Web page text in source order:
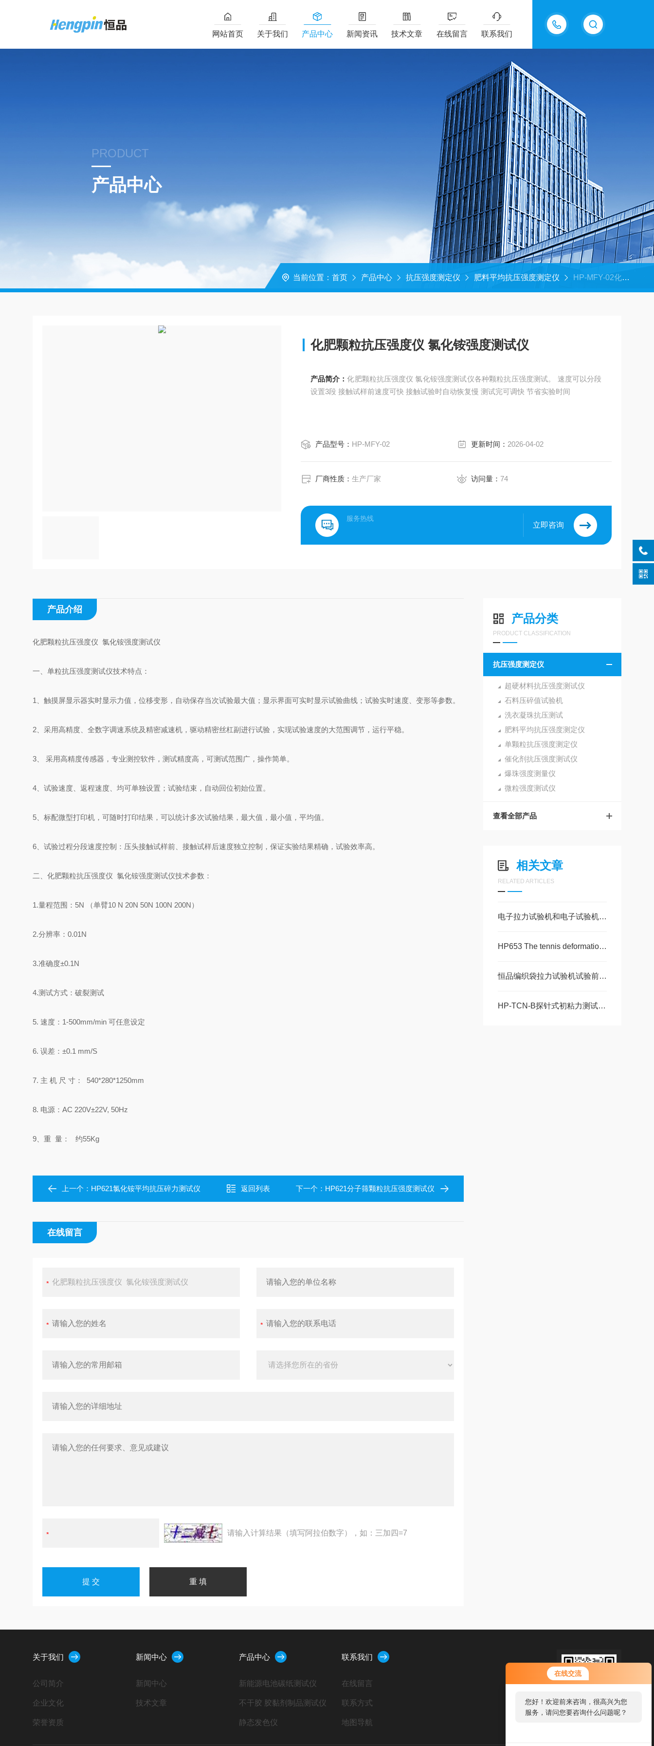
在线交流
您好！欢迎前来咨询，很高兴为您
服务，请问您要咨询什么问题呢？
您好，看您停留很久了，是否找到
了需求产品，您可以直接在线与我
13335155207
网站首页 关于我们 产品中心 新闻资讯 技术文章 在线留言 联系我们
PRODUCT
产品中心
当前位置： 首页 产品中心 抗压强度测定仪 肥料平均抗压强度测定仪 HP-MFY-02化肥颗粒抗压强度仪 氯化铵强度测试仪
化肥颗粒抗压强度仪 氯化铵强度测试仪
产品简介：化肥颗粒抗压强度仪 氯化铵强度测试仪各种颗粒抗压强度测试。 速度可以分段
设置3段 接触试样前速度可快 接触试验时自动恢复慢 测试完可调快 节省实验时间
产品型号： HP-MFY-02 更新时间： 2026-04-02
厂商性质：生产厂家 访问量： 74
服务热线
立即咨询
产品分类
PRODUCT CLASSIFICATION
抗压强度测定仪
超硬材料抗压强度测试仪
石料压碎值试验机
洗衣凝珠抗压测试
肥料平均抗压强度测定仪
单颗粒抗压强度测定仪
催化剂抗压强度测试仪
爆珠强度测量仪
微粒强度测试仪
查看全部产品
相关文章
RELATED ARTICLES
电子拉力试验机和电子试验机是不一样的
HP653 The tennis deformation testing machine-应用领域
恒品编织袋拉力试验机试验前需要检查哪些？
HP-TCN-B探针式初粘力测试仪符合ASTM D2979
产品介绍
化肥颗粒抗压强度仪 氯化铵强度测试仪
一、单粒抗压强度测试仪技术特点：
1、触摸屏显示器实时显示力值，位移变形，自动保存当次试验最大值；显示界面可实时显示试验曲线；试验实时速度、变形等参数。
2、采用高精度、全数字调速系统及精密减速机，驱动精密丝杠副进行试验，实现试验速度的大范围调节，运行平稳。
3、 采用高精度传感器，专业测控软件，测试精度高，可测试范围广，操作简单。
4、试验速度、返程速度、均可单独设置；试验结束，自动回位初始位置。
5、标配微型打印机，可随时打印结果，可以统计多次试验结果，最大值，最小值，平均值。
6、试验过程分段速度控制：压头接触试样前、接触试样后速度独立控制，保证实验结果精确，试验效率高。
二、化肥颗粒抗压强度仪 氯化铵强度测试仪技术参数：
1.量程范围：5N （单臂10 N 20N 50N 100N 200N）
2.分辨率：0.01N
3.准确度±0.1N
4.测试方式：破裂测试
5. 速度：1-500mm/min 可任意设定
6. 误差：±0.1 mm/S
7. 主 机 尺 寸： 540*280*1250mm
8. 电源：AC 220V±22V, 50Hz
9、重 量： 约55Kg
上一个： HP621氯化铵平均抗压碎力测试仪 返回列表 下一个： HP621分子筛颗粒抗压强度测试仪
在线留言
请输入计算结果（填写阿拉伯数字），如：三加四=7
关于我们
公司简介
企业文化
荣誉资质
新闻中心
新闻中心
技术文章
产品中心
新能源电池碳纸测试仪
不干胶 胶黏剂制品测试仪
静态发色仪
联系我们
在线留言
联系方式
地图导航
扫码加微信